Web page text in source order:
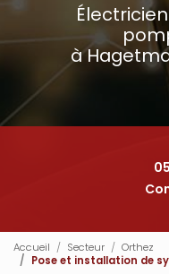
à
Accueil Secteur
Orthez
Pose et installation de